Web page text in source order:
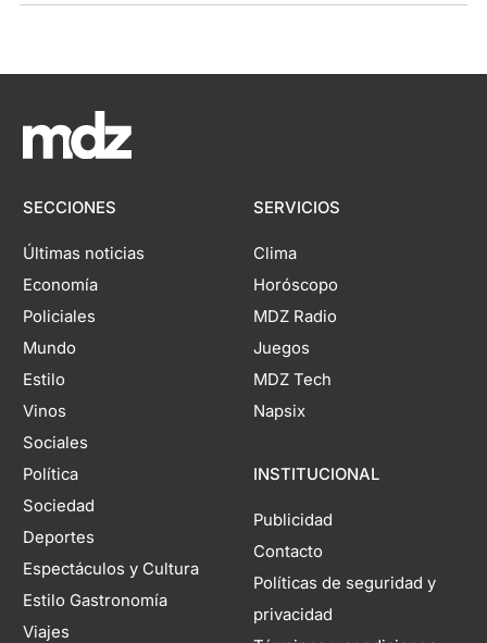
SECCIONES
Últimas noticias
Economía
Policiales
Mundo
Estilo
Vinos
Sociales
Política
Sociedad
Deportes
Espectáculos y Cultura
Estilo Gastronomía
Viajes
SERVICIOS
Clima
Horóscopo
MDZ Radio
Juegos
MDZ Tech
Napsix
INSTITUCIONAL
Publicidad
Contacto
Políticas de seguridad y
privacidad